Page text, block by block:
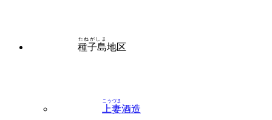
種子島
たねがしま
地区
上妻
こうづま
酒造